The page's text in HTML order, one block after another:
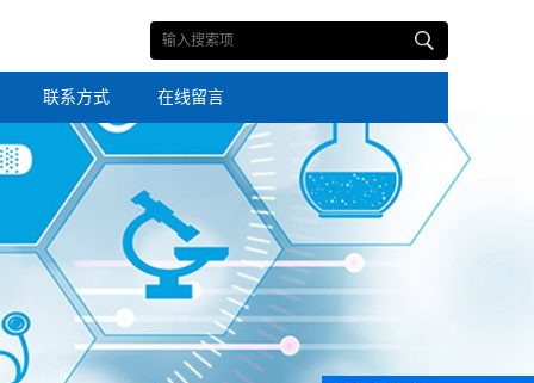
联系方式 在线留言